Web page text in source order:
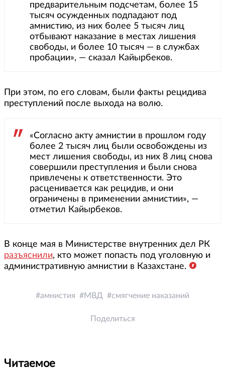
предварительным подсчетам, более 15
тысяч осужденных подпадают под
амнистию, из них более 5 тысяч лиц
отбывают наказание в местах лишения
свободы, и более 10 тысяч — в службах
пробации», — сказал Кайырбеков.
При этом, по его словам, были факты рецидива
преступлений после выхода на волю.
«Согласно акту амнистии в прошлом году
более 2 тысяч лиц были освобождены из
мест лишения свободы, из них 8 лиц снова
совершили преступления и были снова
привлечены к ответственности. Это
расценивается как рецидив, и они
ограничены в применении амнистии», —
отметил Кайырбеков.
В конце мая в Министерстве внутренних дел РК
разъяснили, кто может попасть под уголовную и
административную амнистии в Казахстане.
амнистия МВД смягчение наказаний
Поделиться
Читаемое